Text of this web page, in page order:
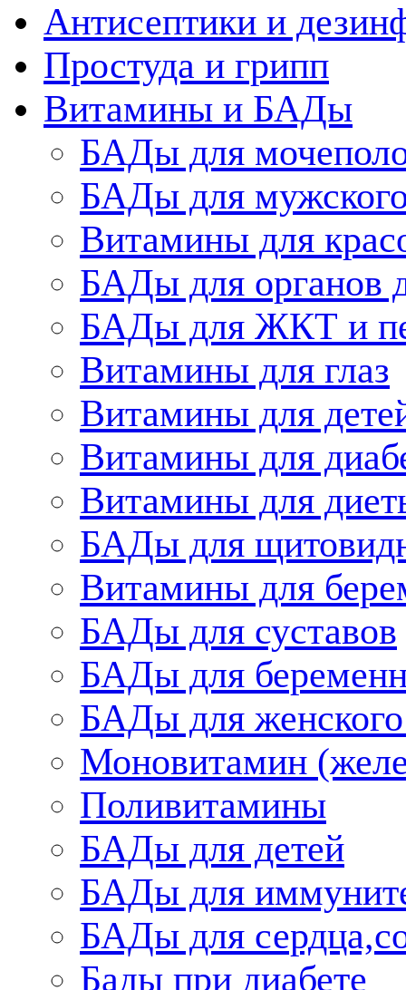
Антисептики и
Простуда и грипп
Витамины и БАДы
БАДы для
БАДы для
Витамины для
БАДы для органов
БАДы для ЖКТ и
Витамины для глаз
Витамины для
Витамины для
Витамины для
БАДы для
Витамины для
БАДы для суставов
БАДы для
БАДы для женского
Моновитамин
Поливитамины
БАДы для детей
БАДы для
БАДы для
Бады при диабете